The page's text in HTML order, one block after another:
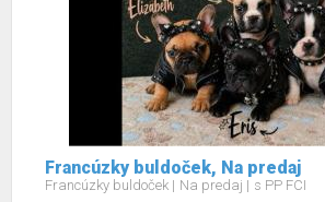
Francúzky buldoček, Na predaj
Francúzky buldoček Na predaj s PP FCI